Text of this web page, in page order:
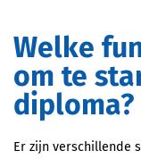
Welke functies zijn geschikt
om te
diploma?
Er zijn verschillende